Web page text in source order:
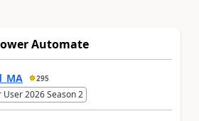
Automate
295
User 2026 Season 2